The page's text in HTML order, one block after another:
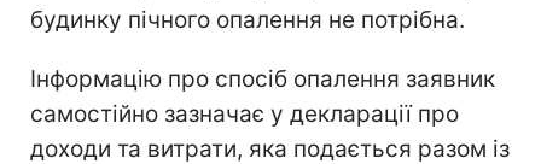
будинку пічного опалення не потрібна.
Інформацію про спосіб опалення заявник
самостійно зазначає у декларації про
доходи та витрати, яка подається разом із